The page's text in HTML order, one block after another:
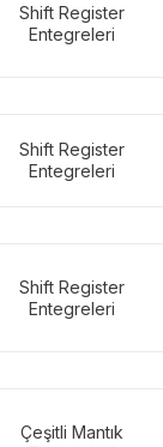
Shift Register
Entegreleri
Shift Register
Entegreleri
Shift Register
Entegreleri
Çeşitli Mantık